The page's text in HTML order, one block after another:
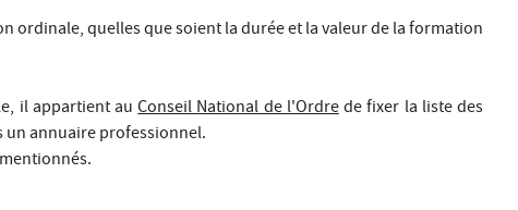
ordinale, quelles que soient la durée et la valeur de la formation
il appartient auConseil National de l'Ordrede fixer la liste des
un annuaire professionnel.